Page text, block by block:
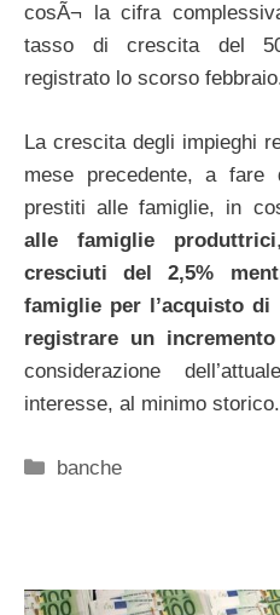
cosÃ¬ la cifra
tasso di crescita del
registrato lo scorso
La crescita degli impieghi
mese precedente, a
prestiti alle famiglie, in
alle famiglie produttrici
cresciuti del 2,5%
famiglie per l’acquisto
registrare un incremento
considerazione
interesse, al minimo storico.
Categorie
banche